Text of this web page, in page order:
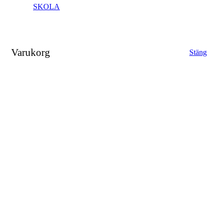
SKOLA
Varukorg Stäng